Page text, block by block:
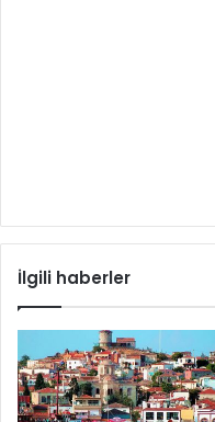
İlgili haberler